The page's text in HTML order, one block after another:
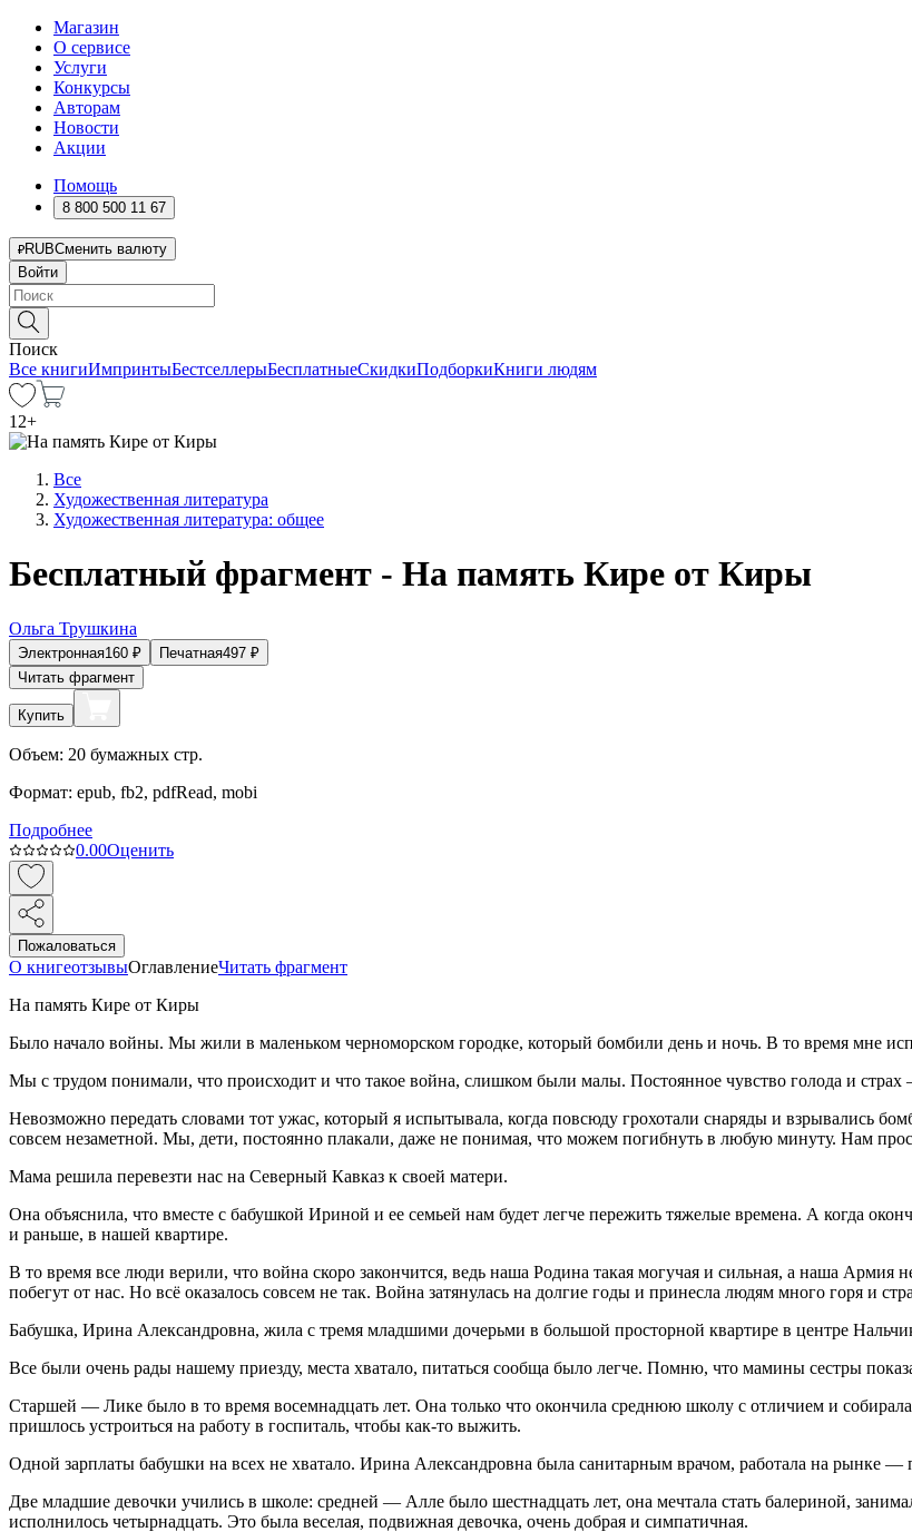
Магазин
О сервисе
Услуги
Конкурсы
Авторам
Новости
Акции
Помощь
8 800 500 11 67
RUBСменить валюту
Войти
Поиск
Все книгиИмпринтыБестселлерыБесплатныеСкидкиПодборкиКниги людям
12+
Все
Художественная литература
Художественная литература: общее
Бесплатный фрагмент - На память Кире от Киры
Ольга Трушкина
Электронная160 ₽ Печатная497 ₽
Читать фрагмент
Купить
Объем: 20 бумажных стр.
Формат: epub, fb2, pdfRead, mobi
Подробнее
0.00Оценить
Пожаловаться
О книгеотзывыОглавлениеЧитать фрагмент
На память Кире от Киры
Было начало войны. Мы жили в маленьком черноморском городке, который бомбили день и ночь. В то время мне
Мы с трудом понимали, что происходит и что такое война, слишком были малы. Постоянное чувство голода и
Невозможно передать словами тот ужас, который я испытывала, когда повсюду грохотали снаряды и взрывались
совсем незаметной. Мы, дети, постоянно плакали, даже не понимая, что можем погибнуть в любую минуту. Нам
Мама решила перевезти нас на Северный Кавказ к своей матери.
Она объяснила, что вместе с бабушкой Ириной и ее семьей нам будет легче пережить тяжелые времена. А когда
и раньше, в нашей квартире.
В то время все люди верили, что война скоро закончится, ведь наша Родина такая могучая и сильная, а наша Армия
побегут от нас. Но всё оказалось совсем не так. Война затянулась на долгие годы и принесла людям много горя и
Бабушка, Ирина Александровна, жила с тремя младшими дочерьми в большой просторной квартире в центре
Все были очень рады нашему приезду, места хватало, питаться сообща было легче. Помню, что мамины сестры
Старшей — Лике было в то время восемнадцать лет. Она только что окончила среднюю школу с отличием и
пришлось устроиться на работу в госпиталь, чтобы как-то выжить.
Одной зарплаты бабушки на всех не хватало. Ирина Александровна была санитарным врачом, работала на рынке —
Две младшие девочки учились в школе: средней — Алле было шестнадцать лет, она мечтала стать балериной,
исполнилось четырнадцать. Это была веселая, подвижная девочка, очень добрая и симпатичная.